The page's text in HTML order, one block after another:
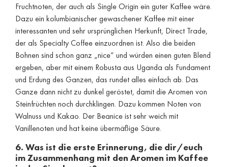
Fruchtnoten, der auch als Single Origin ein guter Kaffee wäre.
Dazu ein kolumbianischer gewaschener Kaffee mit einer
interessanten und sehr ursprünglichen Herkunft, Direct Trade,
der als Specialty Coffee einzuordnen ist. Also die beiden
Bohnen sind schon ganz „nice“ und würden einen guten Blend
ergeben, aber mit einem Robusta aus Uganda als Fundament
und Erdung des Ganzen, das rundet alles einfach ab. Das
Ganze dann nicht zu dunkel geröstet, damit die Aromen von
Steinfrüchten noch durchklingen. Dazu kommen Noten von
Walnuss und Kakao. Der Beanice ist sehr weich mit
Vanillenoten und hat keine übermäßige Säure.
6. Was ist die erste Erinnerung, die dir/euch
im Zusammenhang mit den Aromen im Kaffee